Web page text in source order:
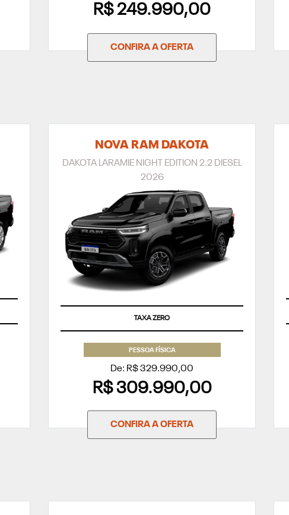
R$ 249.990,00
CONFIRA A OFERTA
NOVA RAM DAKOTA
DAKOTA LARAMIE NIGHT EDITION 2.2 DIESEL
2026
TAXA ZERO
PESSOA FÍSICA
De: R$ 329.990,00
R$ 309.990,00
CONFIRA A OFERTA